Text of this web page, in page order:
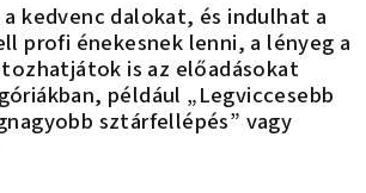
kedvenc dalokat, és indulhat a
profi énekesnek lenni, a lényeg a
is az előadásokat
például „Legviccesebb
sztárfellépés” vagy